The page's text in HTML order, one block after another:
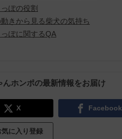
ぽの役割
きから見る柴犬の気持ち
ぽに関するQA
んホンポの最新情報をお届け
X Facebook
気に入り登録